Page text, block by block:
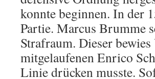
konnte beginnen. In der
Partie. Marcus Brumme
Strafraum. Dieser
mitgelaufenen Enrico
Linie drücken musste.